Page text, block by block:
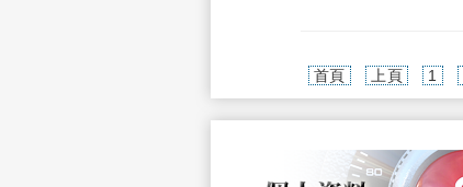
首頁 上頁 1